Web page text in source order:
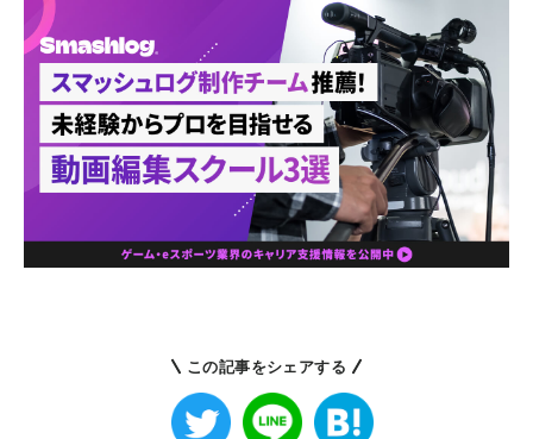
この記事をシェアする